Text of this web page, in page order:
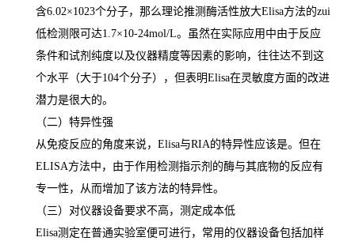
含6.02×1023个分子，那么理论推测酶活性放大Elisa方法的zui
低检测限可达1.7×10-24mol/L。虽然在实际应用中由于反应
条件和试剂纯度以及仪器精度等因素的影响，往往达不到这
个水平（大于104个分子），但表明Elisa在灵敏度方面的改进
潜力是很大的。
（二）特异性强
从免疫反应的角度来说， Elisa与RIA的特异性应该是。但在
ELISA方法中，由于作用检测指示剂的酶与其底物的反应有
专一性，从而增加了该方法的特异性。
（三）对仪器设备要求不高，测定成本低
Elisa测定在普通实验室便可进行，常用的仪器设备包括加样